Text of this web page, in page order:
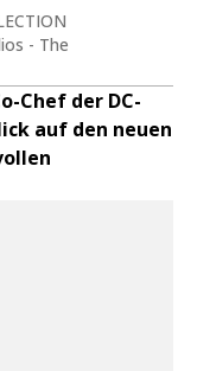
- The
Chef der DC-
auf den neuen